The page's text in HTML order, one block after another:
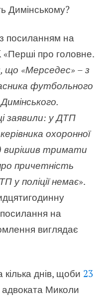
Димінському?
посиланням на
про головне.
що «Мерседес» – з
футбольного
заявили: у ДТП
охоронної
вирішив тримати
причетність
у поліції немає».
на
виглядає
днів, щоби 23
адвоката Миколи